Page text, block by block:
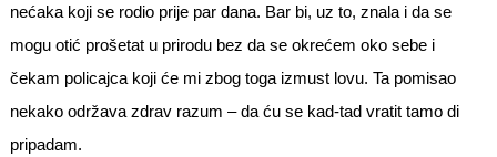
nećaka koji se rodio prije par dana. Bar bi, uz to, znala i da se
mogu otić prošetat u prirodu bez da se okrećem oko sebe i
čekam policajca koji će mi zbog toga izmust lovu. Ta pomisao
nekako održava zdrav razum – da ću se kad-tad vratit tamo di
pripadam.